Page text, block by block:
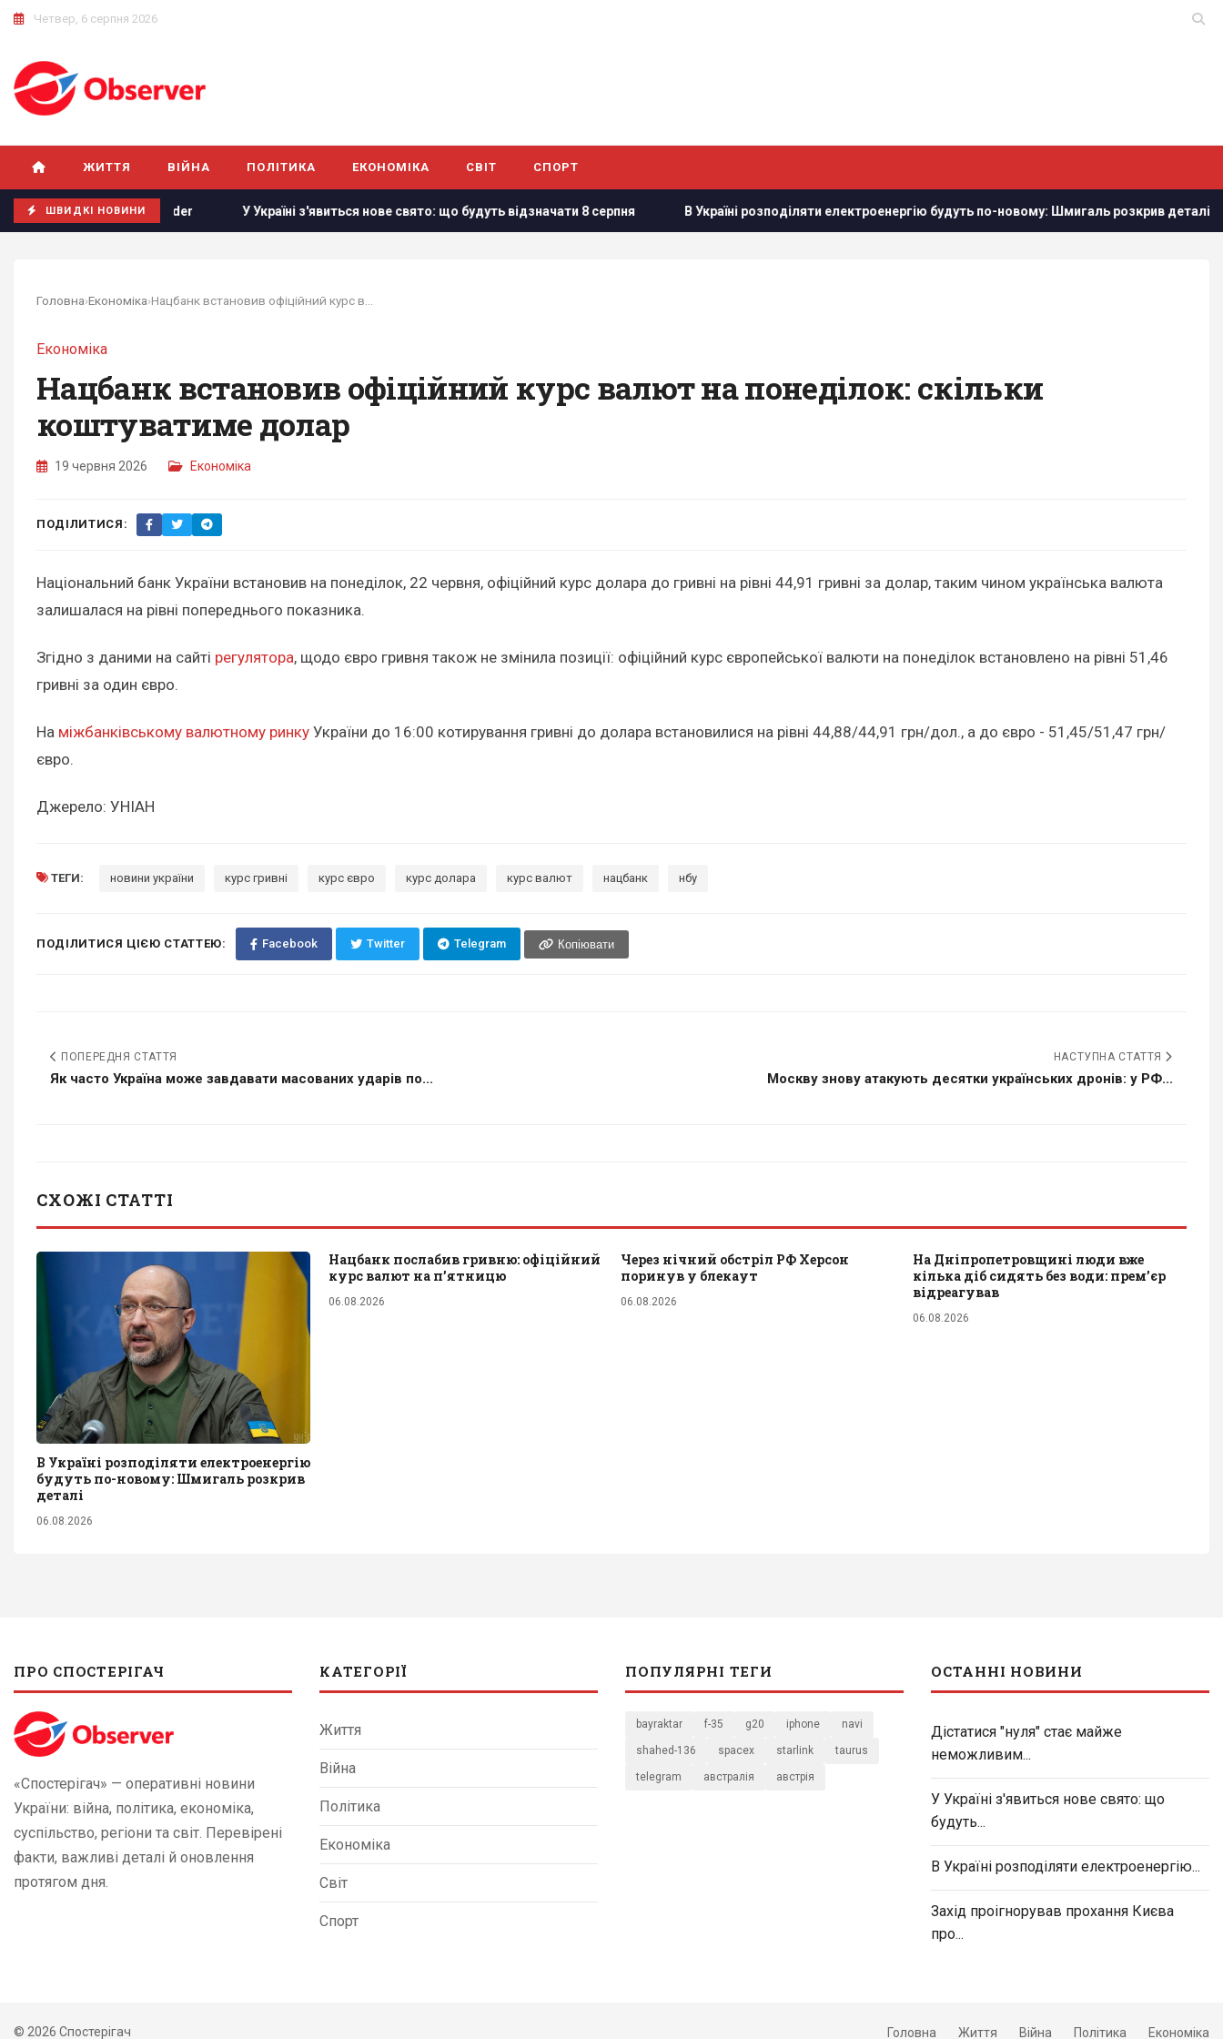
Четвер, 6 серпня 2026
ЖИТТЯ ВІЙНА ПОЛІТИКА ЕКОНОМІКА СВІТ СПОРТ
ШВИДКІ НОВИНИ
- Business Insider У Україні з'явиться нове свято: що будуть відзначати 8 серпня В Україні розподіляти електроенергію будуть по-новому: Шмигаль розкрив деталі
Головна›Економіка›
Економіка
Нацбанк встановив офіційний курс валют на понеділок: скільки
коштуватиме долар
19 червня 2026 Економіка
ПОДІЛИТИСЯ:
Національний банк України встановив на понеділок, 22 червня, офіційний курс долара до гривні на рівні 44,91 гривні за долар, таким чином українська валюта
залишалася на рівні попереднього показника.
Згідно з даними на сайті регулятора, щодо євро гривня також не змінила позиції: офіційний курс європейської валюти на понеділок встановлено на рівні 51,46
гривні за один євро.
На міжбанківському валютному ринку України до 16:00 котирування гривні до долара встановилися на рівні 44,88/44,91 грн/дол., а до євро - 51,45/51,47 грн/
євро.
Джерело: УНІАН
ТЕГИ: новини україни курс гривні курс євро курс долара курс валют нацбанк нбу
ПОДІЛИТИСЯ ЦІЄЮ СТАТТЕЮ: Facebook Twitter Telegram Копіювати
ПОПЕРЕДНЯ СТАТТЯ
Як часто Україна може завдавати масованих ударів по...
НАСТУПНА СТАТТЯ
Москву знову атакують десятки українських дронів: у РФ...
СХОЖІ СТАТТІ
В Україні розподіляти електроенергію
будуть по-новому: Шмигаль розкрив
деталі
06.08.2026
Нацбанк послабив гривню: офіційний
курс валют на п’ятницю
06.08.2026
Через нічний обстріл РФ Херсон
поринув у блекаут
06.08.2026
На Дніпропетровщині люди вже
кілька діб сидять без води: прем’єр
відреагував
06.08.2026
ПРО СПОСТЕРІГАЧ
«Спостерігач» — оперативні новини
України: війна, політика, економіка,
суспільство, регіони та світ. Перевірені
факти, важливі деталі й оновлення
протягом дня.
КАТЕГОРІЇ
Життя
Війна
Політика
Економіка
Світ
Спорт
ПОПУЛЯРНІ ТЕГИ
bayraktar f-35 g20 iphone navi
shahed-136 spacex starlink taurus
telegram австралія австрія
ОСТАННІ НОВИНИ
Дістатися "нуля" стає майже
неможливим...
У Україні з'явиться нове свято: що
будуть...
В Україні розподіляти електроенергію...
Захід проігнорував прохання Києва
про...
© 2026 Спостерігач Головна Життя Війна Політика Економіка